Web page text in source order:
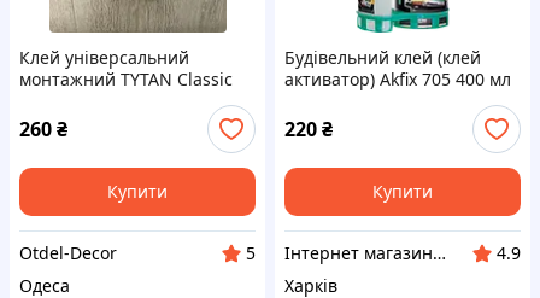
Клей універсальний
монтажний TYTAN Classic
260₴
Купити
Otdel-Decor
5
Одеса
Будівельний клей (клей
активатор) Akfix 705 400 мл
220₴
Купити
Інтернет магазин Scotch-Rubin
4.9
Харків